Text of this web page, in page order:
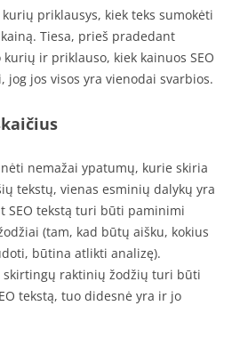
priklausys, kiek teks sumokėti
Tiesa, prieš pradedant
ir priklauso, kiek kainuos SEO
jog jos visos yra vienodai svarbios.
nemažai ypatumų, kurie skiria
tekstų, vienas esminių dalykų yra
SEO tekstą turi būti paminimi
(tam, kad būtų aišku, kokius
būtina atlikti analizę).
skirtingų raktinių žodžių turi būti
tekstą, tuo didesnė yra ir jo